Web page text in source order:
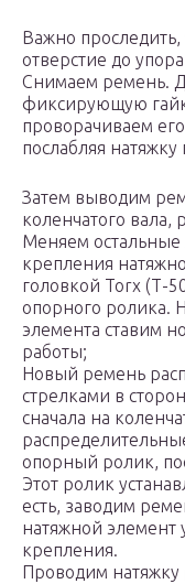
Важно
отверстие до
Снимаем ремень.
фиксирующую
проворачиваем
послабляя
Затем выводим
коленчатого вала,
Меняем остальные
крепления
головкой Torx (Т-
опорного ролика.
элемента ставим
работы;
Новый ремень
стрелками в
сначала на
опорный ролик,
Этот ролик
есть, заводим
натяжной элемент
крепления.
Проводим натяжку